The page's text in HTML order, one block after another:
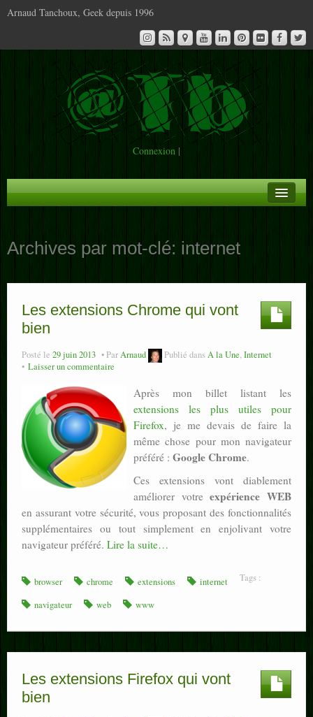
Arnaud Tanchoux, Geek depuis 1996
Connexion |
Infos
Contact
Archives par mot-clé: internet
Les extensions Chrome qui vont
bien
Posté le 29 juin 2013 ParArnaud Publié dansA la Une,Internet
Laisser un commentaire
Après mon billet listant les
extensions les plus utiles pour
Firefox, je me devais de faire la
même chose pour mon navigateur
préféré : Google Chrome.
Ces extensions vont diablement
améliorer votreexpérience WEB
en assurant votre sécurité, vous proposant des fonctionnalités
supplémentaires ou tout simplement en enjolivant votre
navigateur préféré. Lire la suite…
Tags :
browser chrome extensions
internet
navigateur
web www
Les extensions Firefox qui vont
bien